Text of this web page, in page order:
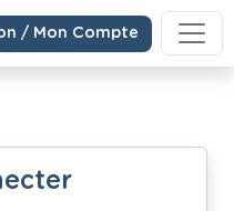
/ Mon Compte